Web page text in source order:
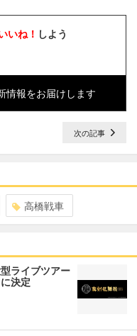
いね！ しよう
情報をお届けします
次の記事
高橋戦車
ライブツアー
決定